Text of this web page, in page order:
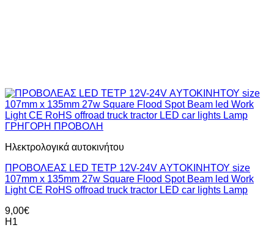
ΓΡΗΓΟΡΗ ΠΡΟΒΟΛΗ
Ηλεκτρολογικά αυτοκινήτου
ΠΡΟΒΟΛΕΑΣ LED TETΡ 12V-24V ΑYΤΟΚΙΝΗΤΟΥ size
107mm x 135mm 27w Square Flood Spot Beam led Work
Light CE RoHS offroad truck tractor LED car lights Lamp
9,00€
H1